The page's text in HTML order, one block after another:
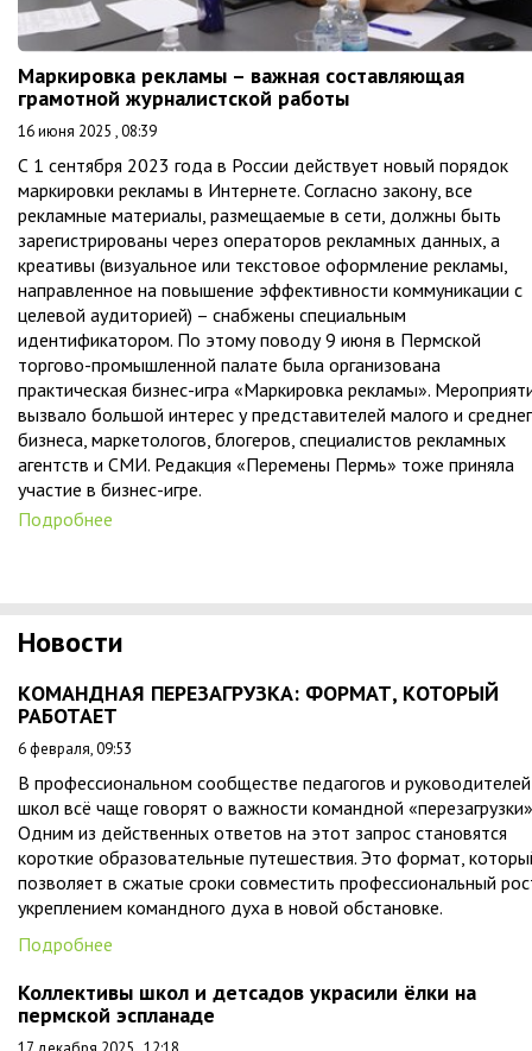
Маркировка рекламы – важная составляющая
грамотной журналистской работы
16 июня 2025 , 08:39
С 1 сентября 2023 года в России действует новый порядок
маркировки рекламы в Интернете. Согласно закону, все
рекламные материалы, размещаемые в сети, должны быть
зарегистрированы через операторов рекламных данных, а
креативы (визуальное или текстовое оформление рекламы,
направленное на повышение эффективности коммуникации с
целевой аудиторией) – снабжены специальным
идентификатором. По этому поводу 9 июня в Пермской
торгово-промышленной палате была организована
практическая бизнес-игра «Маркировка рекламы».
вызвало большой интерес у представителей малого и
бизнеса, маркетологов, блогеров, специалистов рекламных
агентств и СМИ. Редакция «Перемены Пермь» тоже приняла
участие в бизнес-игре.
Подробнее
Новости
КОМАНДНАЯ ПЕРЕЗАГРУЗКА: ФОРМАТ, КОТОРЫЙ
РАБОТАЕТ
6 февраля, 09:53
В профессиональном сообществе педагогов и руководителей
школ всё чаще говорят о важности командной
Одним из действенных ответов на этот запрос становятся
короткие образовательные путешествия. Это формат,
позволяет в сжатые сроки совместить профессиональный
укреплением командного духа в новой обстановке.
Подробнее
Коллективы школ и детсадов украсили ёлки на
пермской эспланаде